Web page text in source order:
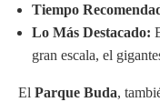
Tiempo
Lo Más Destacado:
gran escala, el
El Parque Buda,